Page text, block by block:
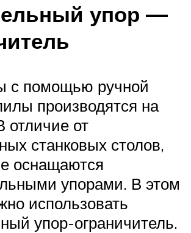
упор —
с помощью ручной
производятся на
отличие от
станковых столов,
оснащаются
упорами. В этом
использовать
упор-ограничитель.